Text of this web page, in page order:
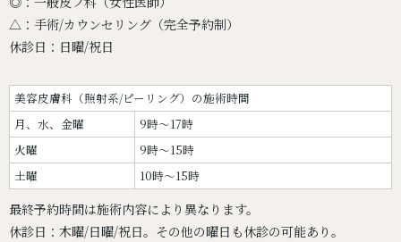
△：手術/カウンセリング（完全予約制）
休診日：日曜/祝日
美容皮膚科（照射系/ピーリング）の施術時間
月、水、金曜
9時～17時
火曜
9時～15時
土曜
10時～15時
最終予約時間は施術内容により異なります。
休診日：木曜/日曜/祝日。その他の曜日も休診の可能あり。